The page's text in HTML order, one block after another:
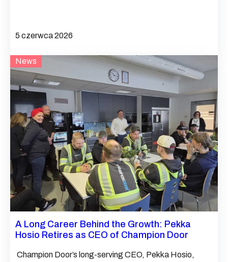
5 czerwca 2026
News
A Long Career Behind the Growth: Pekka
Hosio Retires as CEO of Champion Door
Champion Door’s long-serving CEO, Pekka Hosio,